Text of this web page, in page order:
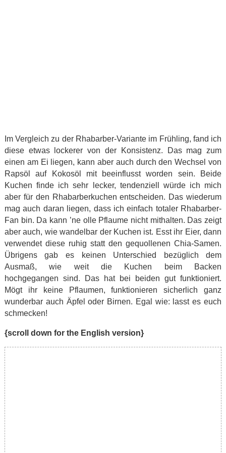
Im Vergleich zu der Rhabarber-Variante im Frühling, fand ich
diese etwas lockerer von der Konsistenz. Das mag zum
einen am Ei liegen, kann aber auch durch den Wechsel von
Rapsöl auf Kokosöl mit beeinflusst worden sein. Beide
Kuchen finde ich sehr lecker, tendenziell würde ich mich
aber für den Rhabarberkuchen entscheiden. Das wiederum
mag auch daran liegen, dass ich einfach totaler Rhabarber-
Fan bin. Da kann ’ne olle Pflaume nicht mithalten. Das zeigt
aber auch, wie wandelbar der Kuchen ist. Esst ihr Eier, dann
verwendet diese ruhig statt den gequollenen Chia-Samen.
Übrigens gab es keinen Unterschied bezüglich dem
Ausmaß, wie weit die Kuchen beim Backen
hochgegangen sind. Das hat bei beiden gut funktioniert.
Mögt ihr keine Pflaumen, funktionieren sicherlich ganz
wunderbar auch Äpfel oder Birnen. Egal wie: lasst es euch
schmecken!
{scroll down for the English version}